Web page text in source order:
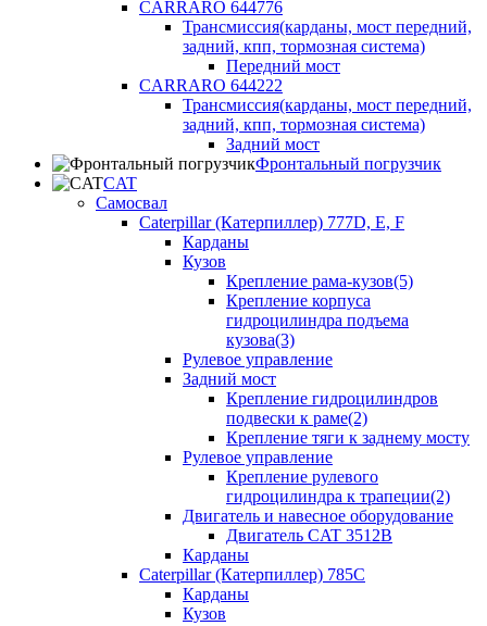
CARRARO 644776
Трансмиссия(карданы, мост передний,
задний, кпп, тормозная система)
Передний мост
CARRARO 644222
Трансмиссия(карданы, мост передний,
задний, кпп, тормозная система)
Задний мост
Фронтальный погрузчик
CAT
Самосвал
Caterpillar (Катерпиллер) 777D, E, F
Карданы
Кузов
Крепление рама-кузов(5)
Крепление корпуса
гидроцилиндра подъема
кузова(3)
Рулевое управление
Задний мост
Крепление гидроцилиндров
подвески к раме(2)
Крепление тяги к заднему мосту
Рулевое управление
Крепление рулевого
гидроцилиндра к трапеции(2)
Двигатель и навесное оборудование
Двигатель CAT 3512B
Карданы
Caterpillar (Катерпиллер) 785C
Карданы
Кузов